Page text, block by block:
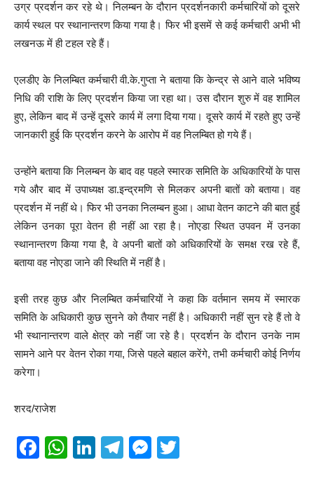
उग्र प्रदर्शन कर रहे थे। निलम्बन के दौरान प्रदर्शनकारी कर्मचारियों को दूसरे
कार्य स्थल पर स्थानान्तरण किया गया है। फिर भी इसमें से कई कर्मचारी अभी भी
लखनऊ में ही टहल रहे हैं।
एलडीए के निलम्बित कर्मचारी वी.के.गुप्ता ने बताया कि केन्द्र से आने वाले भविष्य
निधि की राशि के लिए प्रदर्शन किया जा रहा था। उस दौरान शुरु में वह शामिल
हुए, लेकिन बाद में उन्हें दूसरे कार्य में लगा दिया गया। दूसरे कार्य में रहते हुए उन्हें
जानकारी हुई कि प्रदर्शन करने के आरोप में वह निलम्बित हो गये हैं।
उन्होंने बताया कि निलम्बन के बाद वह पहले स्मारक समिति के अधिकारियों के पास
गये और बाद में उपाध्यक्ष डा.इन्द्रमणि से मिलकर अपनी बातों को बताया। वह
प्रदर्शन में नहीं थे। फिर भी उनका निलम्बन हुआ। आधा वेतन काटने की बात हुई
लेकिन उनका पूरा वेतन ही नहीं आ रहा है। नोएडा स्थित उपवन में उनका
स्थानान्तरण किया गया है, वे अपनी बातों को अधिकारियों के समक्ष रख रहे हैं,
बताया वह नोएडा जाने की स्थिति में नहीं है।
इसी तरह कुछ और निलम्बित कर्मचारियों ने कहा कि वर्तमान समय में स्मारक
समिति के अधिकारी कुछ सुनने को तैयार नहीं है। अधिकारी नहीं सुन रहे हैं तो वे
भी स्थानान्तरण वाले क्षेत्र को नहीं जा रहे है। प्रदर्शन के दौरान उनके नाम
सामने आने पर वेतन रोका गया, जिसे पहले बहाल करेंगे, तभी कर्मचारी कोई निर्णय
करेगा।
शरद/राजेश
F
W
Li
T
M